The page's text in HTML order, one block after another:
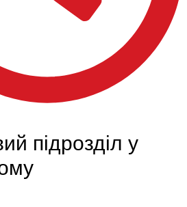
підрозділ у